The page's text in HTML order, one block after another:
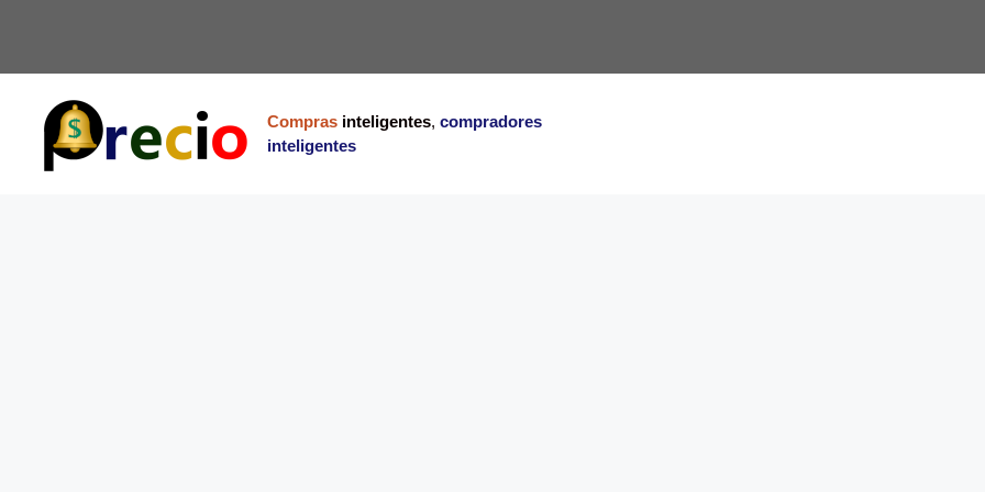
Compras inteligentes, compradores
inteligentes